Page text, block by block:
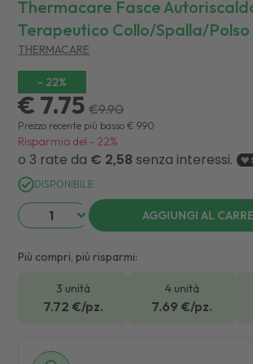
Thermacare Fasce
Terapeutico Collo/spalla/polso
THERMACARE
- 22%
€ 7.75 €9.90
Prezzo recente più basso € 9.90
Risparmio del - 22%
DISPONIBILE
AGGIUNGI AL
Più compri, più risparmi:
3 unità
7.72 €/pz.
4 unità
7.69 €/pz.